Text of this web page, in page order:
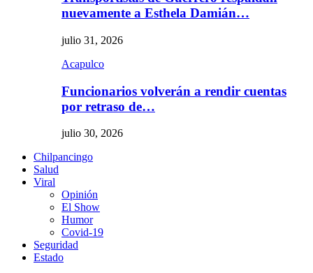
nuevamente a Esthela Damián…
julio 31, 2026
Acapulco
Funcionarios volverán a rendir cuentas
por retraso de…
julio 30, 2026
Chilpancingo
Salud
Viral
Opinión
El Show
Humor
Covid-19
Seguridad
Estado